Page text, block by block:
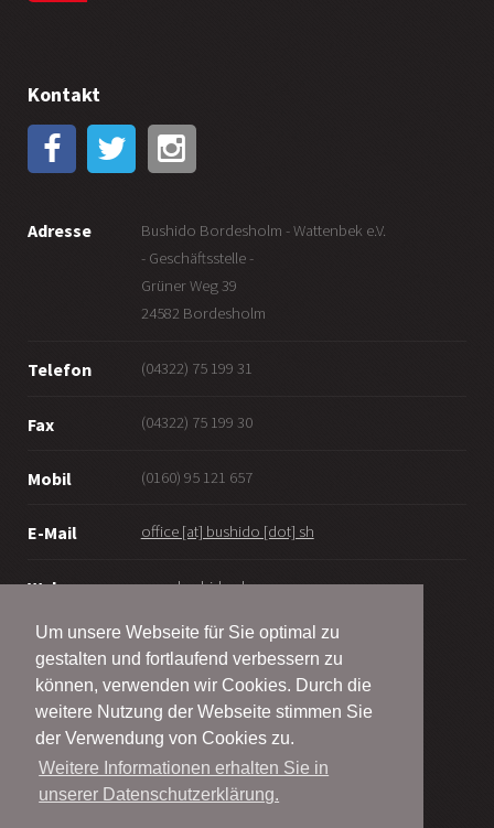
Um unsere Webseite für Sie optimal zu
gestalten und fortlaufend verbessern zu
können, verwenden wir Cookies. Durch die
weitere Nutzung der Webseite stimmen Sie
der Verwendung von Cookies zu.
Weitere Informationen erhalten Sie in
unserer Datenschutzerklärung.
Kontakt
Adresse
Bushido Bordesholm - Wattenbek e.V.
- Geschäftsstelle -
Grüner Weg 39
24582 Bordesholm
Telefon (04322) 75 199 31
Fax (04322) 75 199 30
Mobil (0160) 95 121 657
E-Mail office [at] bushido [dot] sh
Web www.bushido.sh
© Bushido Bordesholm - Wattenbek e.V.
2001 - 2026
Alle Rechte vorbehalten